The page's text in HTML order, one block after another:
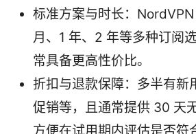
标准方案与时长：
月、1 年、2 年等多种订阅
常具备更高性价比。
折扣与退款保障：多半有新
促销等，且通常提供 30 天